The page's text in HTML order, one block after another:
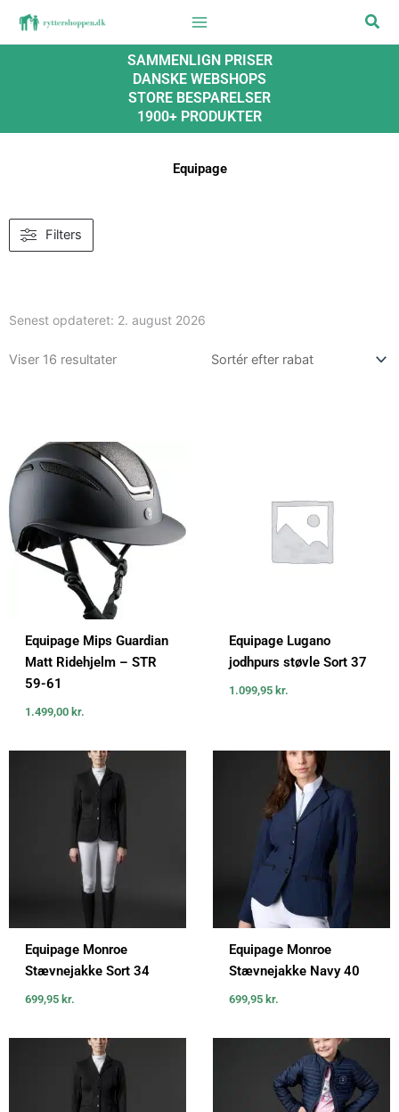
Søg
SAMMENLIGN PRISER
DANSKE WEBSHOPS
STORE BESPARELSER
1900+ PRODUKTER
Equipage
Filters
Senest opdateret: 2. august 2026
Viser 16 resultater
Equipage Mips Guardian
Matt Ridehjelm – STR
59-61
1.499,00 kr.
Equipage Lugano
jodhpurs støvle Sort 37
1.099,95 kr.
Equipage Monroe
Stævnejakke Sort 34
699,95 kr.
Equipage Monroe
Stævnejakke Navy 40
699,95 kr.